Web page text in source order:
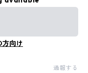
方向け
通報する